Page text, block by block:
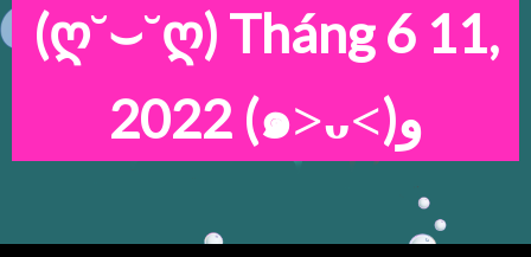
(ღ˘⌣˘ღ) Tháng 6 11,
2022
(๑˃ᴗ˂)ﻭ